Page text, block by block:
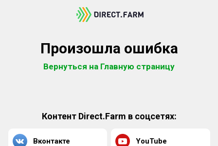
Произошла ошибка
Вернуться на Главную страницу
Контент Direct.Farm в соцсетях:
Вконтакте YouTube